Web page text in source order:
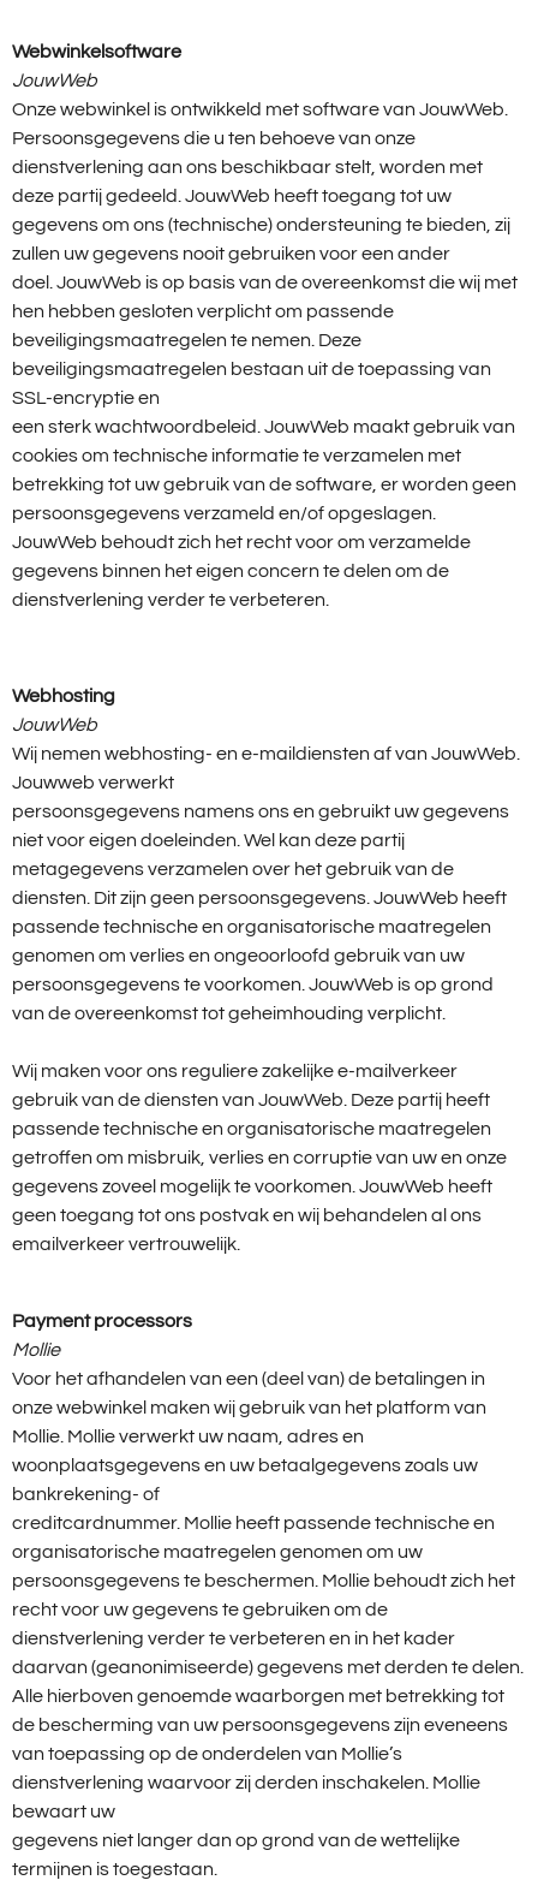
Webwinkelsoftware
JouwWeb
Onze webwinkel is ontwikkeld met software van JouwWeb.
Persoonsgegevens die u ten behoeve van onze
dienstverlening aan ons beschikbaar stelt, worden met
deze partij gedeeld. JouwWeb heeft toegang tot uw
gegevens om ons (technische) ondersteuning te bieden, zij
zullen uw gegevens nooit gebruiken voor een ander
doel. JouwWeb is op basis van de overeenkomst die wij met
hen hebben gesloten verplicht om passende
beveiligingsmaatregelen te nemen. Deze
beveiligingsmaatregelen bestaan uit de toepassing van
SSL-encryptie en
een sterk wachtwoordbeleid. JouwWeb maakt gebruik van
cookies om technische informatie te verzamelen met
betrekking tot uw gebruik van de software, er worden geen
persoonsgegevens verzameld en/of opgeslagen.
JouwWeb behoudt zich het recht voor om verzamelde
gegevens binnen het eigen concern te delen om de
dienstverlening verder te verbeteren.
Webhosting
JouwWeb
Wij nemen webhosting- en e-maildiensten af van JouwWeb.
Jouwweb verwerkt
persoonsgegevens namens ons en gebruikt uw gegevens
niet voor eigen doeleinden. Wel kan deze partij
metagegevens verzamelen over het gebruik van de
diensten. Dit zijn geen persoonsgegevens. JouwWeb heeft
passende technische en organisatorische maatregelen
genomen om verlies en ongeoorloofd gebruik van uw
persoonsgegevens te voorkomen. JouwWeb is op grond
van de overeenkomst tot geheimhouding verplicht.
Wij maken voor ons reguliere zakelijke e-mailverkeer
gebruik van de diensten van JouwWeb. Deze partij heeft
passende technische en organisatorische maatregelen
getroffen om misbruik, verlies en corruptie van uw en onze
gegevens zoveel mogelijk te voorkomen. JouwWeb heeft
geen toegang tot ons postvak en wij behandelen al ons
emailverkeer vertrouwelijk.
Payment processors
Mollie
Voor het afhandelen van een (deel van) de betalingen in
onze webwinkel maken wij gebruik van het platform van
Mollie. Mollie verwerkt uw naam, adres en
woonplaatsgegevens en uw betaalgegevens zoals uw
bankrekening- of
creditcardnummer. Mollie heeft passende technische en
organisatorische maatregelen genomen om uw
persoonsgegevens te beschermen. Mollie behoudt zich het
recht voor uw gegevens te gebruiken om de
dienstverlening verder te verbeteren en in het kader
daarvan (geanonimiseerde) gegevens met derden te delen.
Alle hierboven genoemde waarborgen met betrekking tot
de bescherming van uw persoonsgegevens zijn eveneens
van toepassing op de onderdelen van Mollie’s
dienstverlening waarvoor zij derden inschakelen. Mollie
bewaart uw
gegevens niet langer dan op grond van de wettelijke
termijnen is toegestaan.